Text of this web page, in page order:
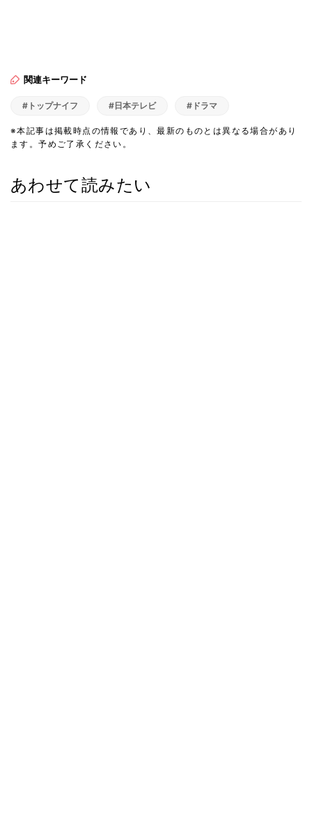
関連キーワード
#トップナイフ #日本テレビ #ドラマ
※本記事は掲載時点の情報であり、最新のものとは異なる場合があり
ます。予めご了承ください。
あわせて読みたい